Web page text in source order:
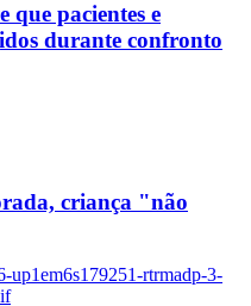
que pacientes e
durante confronto
criança "não